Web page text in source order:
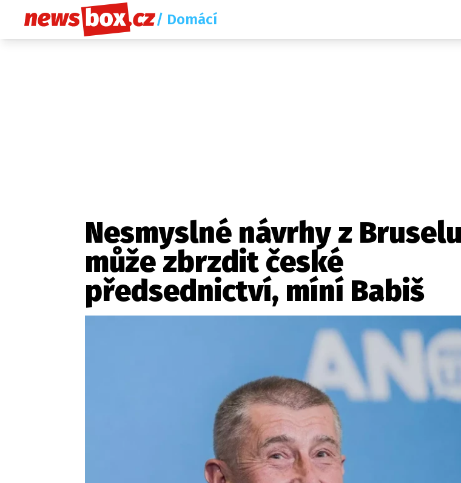
/ Domácí
Etický kodex Redakce Kontakt Vydavatel
Provozovatelem serveru newsbox.cz je INCORP MEDIA GROUP s.r.o.,
Zaznamenali jste událost? Máte pro nás
Pošlete nám mail na:
Nejlepší z vás odměníme
Nesmyslné návrhy z Bruselu
může zbrzdit české
předsednictví, míní Babiš